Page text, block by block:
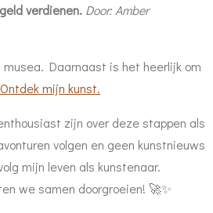
verdienen. Door: Amber
musea. Daarnaast is het heerlijk om
Ontdek mijn kunst.
zijn over deze stappen als
volgen en geen kunstnieuws
mijn leven als kunstenaar.
we samen doorgroeien! 🚀✨